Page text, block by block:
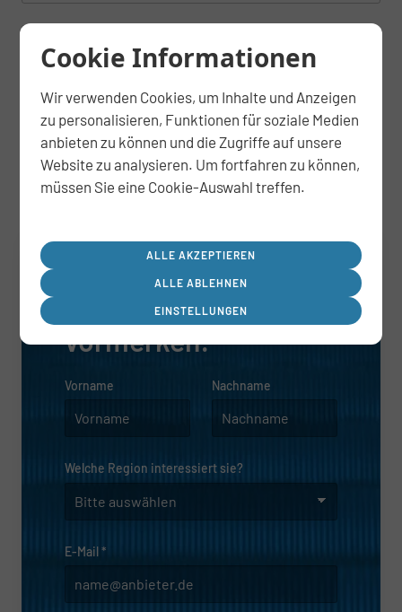
genommen. Ich stimme zu, dass meine Daten zur
DOWNLOAD ANFRAGEN
Erster sein!
Lassen Sie sich für
aktuelle Angebote
vormerken!
Vorname Nachname
Welche Region interessiert sie?
E-Mail*
Cookie Informationen
Wir verwenden Cookies, um Inhalte und Anzeigen
zu personalisieren, Funktionen für soziale Medien
anbieten zu können und die Zugriffe auf unsere
Website zu analysieren. Um fortfahren zu können,
müssen Sie eine Cookie-Auswahl treffen.
EINSTELLUNGEN
ALLE ABLEHNEN
ALLE AKZEPTIEREN